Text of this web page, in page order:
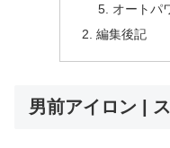
オートパ
編集後記
男前アイロン |